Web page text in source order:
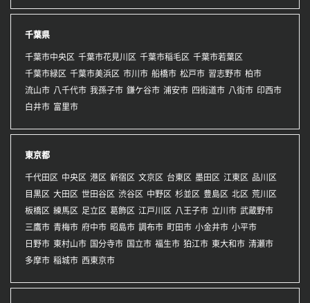
千葉県
千葉市中央区 千葉市花見川区 千葉市稲毛区 千葉市若葉区
千葉市緑区 千葉市美浜区 市川市 船橋市 松戸市 習志野市 柏市
流山市 八千代市 我孫子市 鎌ケ谷市 浦安市 四街道市 八街市 印西市
白井市 富里市
東京都
千代田区 中央区 港区 新宿区 文京区 台東区 墨田区 江東区 品川区
目黒区 大田区 世田谷区 渋谷区 中野区 杉並区 豊島区 北区 荒川区
板橋区 練馬区 足立区 葛飾区 江戸川区 八王子市 立川市 武蔵野市
三鷹市 青梅市 府中市 昭島市 調布市 町田市 小金井市 小平市
日野市 東村山市 国分寺市 国立市 福生市 狛江市 東大和市 清瀬市
多摩市 稲城市 西東京市